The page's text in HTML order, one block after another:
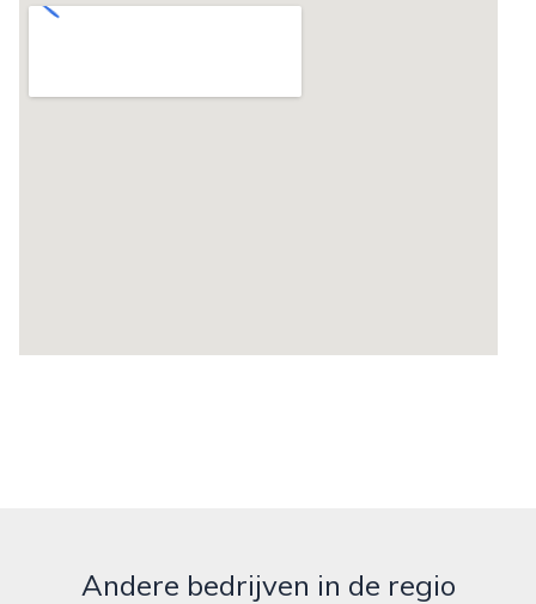
Andere bedrijven in de regio